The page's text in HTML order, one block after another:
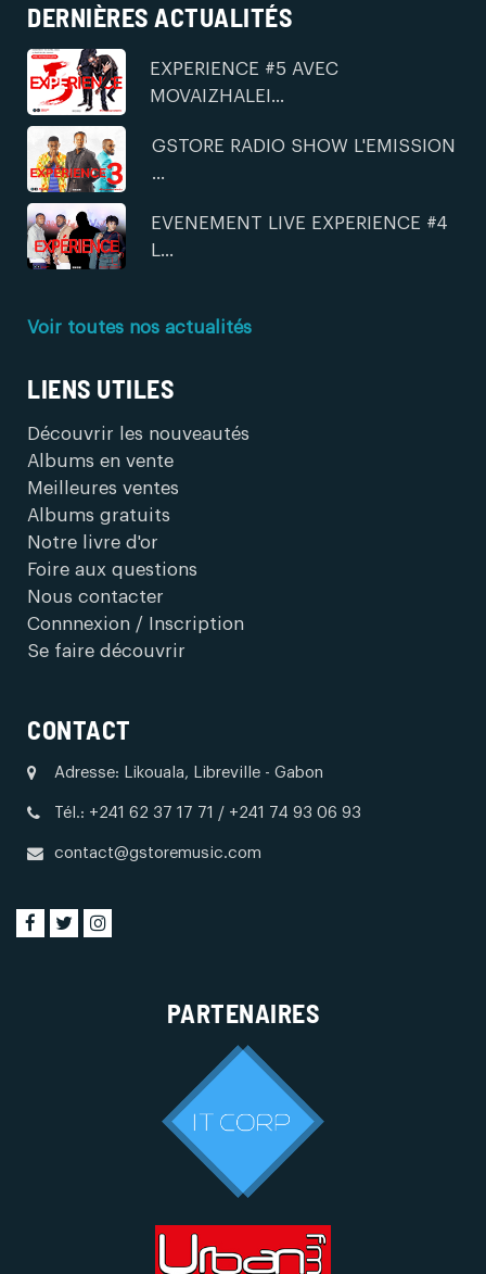
DERNIÈRES ACTUALITÉS
EXPERIENCE #5 AVEC
MOVAIZHALEI...
GSTORE RADIO SHOW L'EMISSION
...
EVENEMENT LIVE EXPERIENCE #4
L...
Voir toutes nos actualités
LIENS UTILES
Découvrir les nouveautés
Albums en vente
Meilleures ventes
Albums gratuits
Notre livre d'or
Foire aux questions
Nous contacter
Connnexion / Inscription
Se faire découvrir
CONTACT
Adresse: Likouala, Libreville - Gabon
Tél.: +241 62 37 17 71 / +241 74 93 06 93
contact@gstoremusic.com
PARTENAIRES